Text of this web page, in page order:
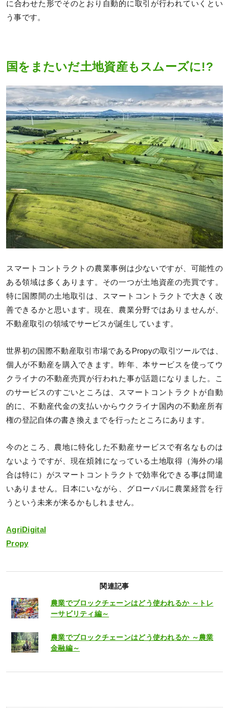
に合わせた形でそのとおり自動的に取引が行われていくとい
う事です。
国をまたいだ土地資産もスムーズに!?
スマートコントラクトの農業事例は少ないですが、可能性の
ある領域は多くあります。その一つが土地資産の売買です。
特に国際間の土地取引は、スマートコントラクトで大きく改
善できるかと思います。現在、農業分野ではありませんが、
不動産取引の領域でサービスが誕生しています。
世界初の国際不動産取引市場であるPropyの取引ツールでは、
個人が不動産を購入できます。昨年、本サービスを使ってウ
クライナの不動産売買が行われた事が話題になりました。こ
のサービスのすごいところは、スマートコントラクトが自動
的に、不動産代金の支払いからウクライナ国内の不動産所有
権の登記自体の書き換えまでを行ったところにあります。
今のところ、農地に特化した不動産サービスで有名なものは
ないようですが、現在煩雑になっている土地取得（海外の場
合は特に）がスマートコントラクトで効率化できる事は間違
いありません。日本にいながら、グローバルに農業経営を行
うという未来が来るかもしれません。
AgriDigital
Propy
関連記事
農業でブロックチェーンはどう使われるか ～トレ
ーサビリティ編～
農業でブロックチェーンはどう使われるか ～農業
金融編～